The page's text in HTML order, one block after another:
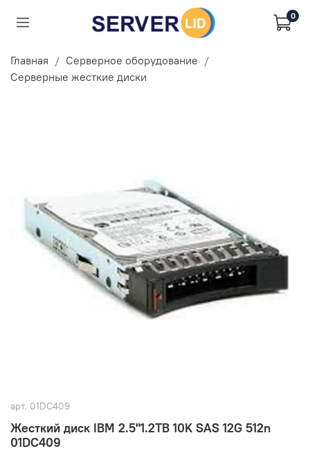
0
Главная
Серверное оборудование
Серверные жесткие диски
арт. 01DC409
Жесткий диск IBM 2.5"1.2TB 10K SAS 12G 512n
01DC409